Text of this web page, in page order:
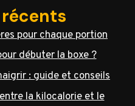
pour chaque portion
débuter la boxe ?
: guide et conseils
la kilocalorie et le